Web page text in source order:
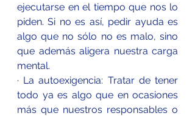
ejecutarse en el tiempo que nos lo
piden. Si no es así, pedir ayuda es
algo que no sólo no es malo, sino
que además aligera nuestra carga
mental.
· La autoexigencia: Tratar de tener
todo ya es algo que en ocasiones
más que nuestros responsables o